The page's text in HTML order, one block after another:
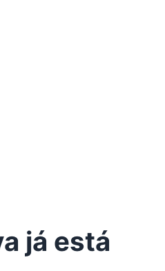
já está